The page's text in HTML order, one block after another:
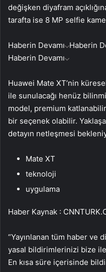
değişken diyafram
tarafta ise 8 MP selfie
Haberin Devamı Haberin
Haberin Devamı
Huawei Mate XT’nin
ile sunulacağı henüz
model, premium
bir seçenek olabilir.
detayın netleşmesi
Mate XT
teknoloji
uygulama
Haber Kaynak :
“Yayınlanan tüm haber
yasal bildirimlerinizi bize
En kısa süre içerisinde